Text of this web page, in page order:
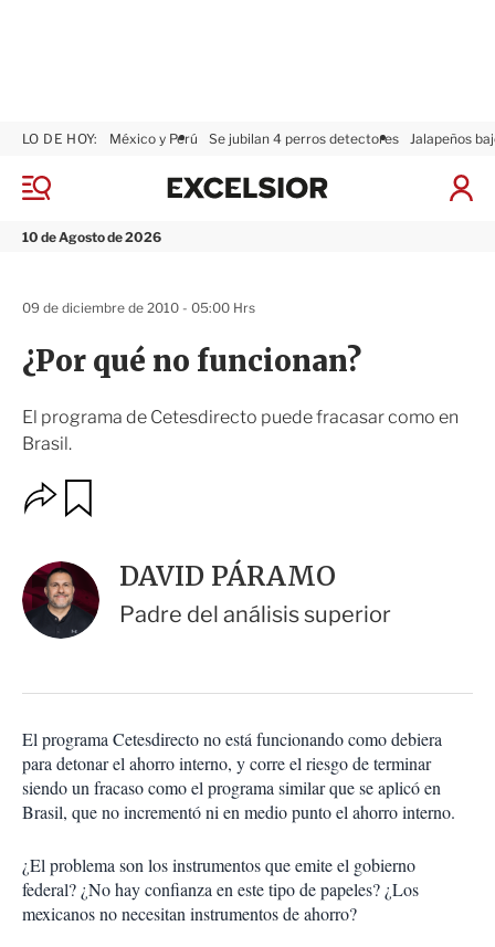
M
n
10 de Agosto de 2026
LO DE HOY: México y Perú Se jubilan 4 perros detectores Jalapeños
I
x
¿Por qué no funcionan?
El programa de Cetesdirecto puede fracasar como en
Brasil.
09 de diciembre de 2010 - 05:00 Hrs
O
p
o
n
e
s
c
m
p
a
r
t
r
a
r
DAVID PÁRAMO
Padre del análisis superior
El programa Cetesdirecto no está funcionando como debiera
para detonar el ahorro interno, y corre el riesgo de terminar
siendo un fracaso como el programa similar que se aplicó en
Brasil, que no incrementó ni en medio punto el ahorro interno.
¿El problema son los instrumentos que emite el gobierno
federal? ¿No hay confianza en este tipo de papeles? ¿Los
mexicanos no necesitan instrumentos de ahorro?